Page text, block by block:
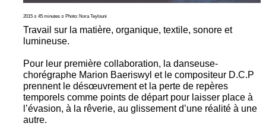
2015 ○ 45 minutes ○ Photo: Nora Teylouni
Travail sur la matière, organique, textile, sonore et
lumineuse.
Pour leur première collaboration, la danseuse-
chorégraphe Marion Baeriswyl et le compositeur D.C.P
prennent le désœuvrement et la perte de repères
temporels comme points de départ pour laisser place à
l’évasion, à la rêverie, au glissement d’une réalité à une
autre.